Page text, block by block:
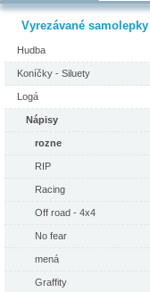
Vyrezávané samolepky
Hudba
Koníčky - Siluety
Logá
Nápisy
rozne
RIP
Racing
Off road - 4x4
No fear
mená
Graffity